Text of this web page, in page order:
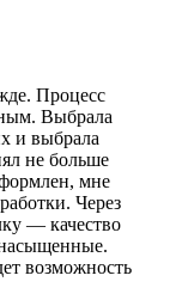
Процесс
Выбрала
и выбрала
не больше
мне
Через
— качество
возможность